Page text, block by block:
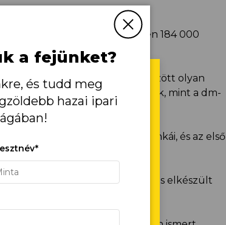
a pátyi parkban összesen 184 000
létre.
működik. A bérlők között olyan
nagyvállalatok szerepelnek, mint a dm-
az FT3 csarnok földmunkái, és az első
átadása az év végére várható
négy épületre bővül, a teljes elkészült
“Minden süti
elfogadod az első- és
hogy javítsd
a fejünket?
és tudd meg
hazai ipari